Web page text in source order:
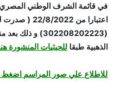
في قائمة الشرف الوطني المصري
اعتبارا من 22/
(302208202223)
الذهبية طبقا للحيثيات المنشورة
للاطلاع علي صور المراسم اضغط